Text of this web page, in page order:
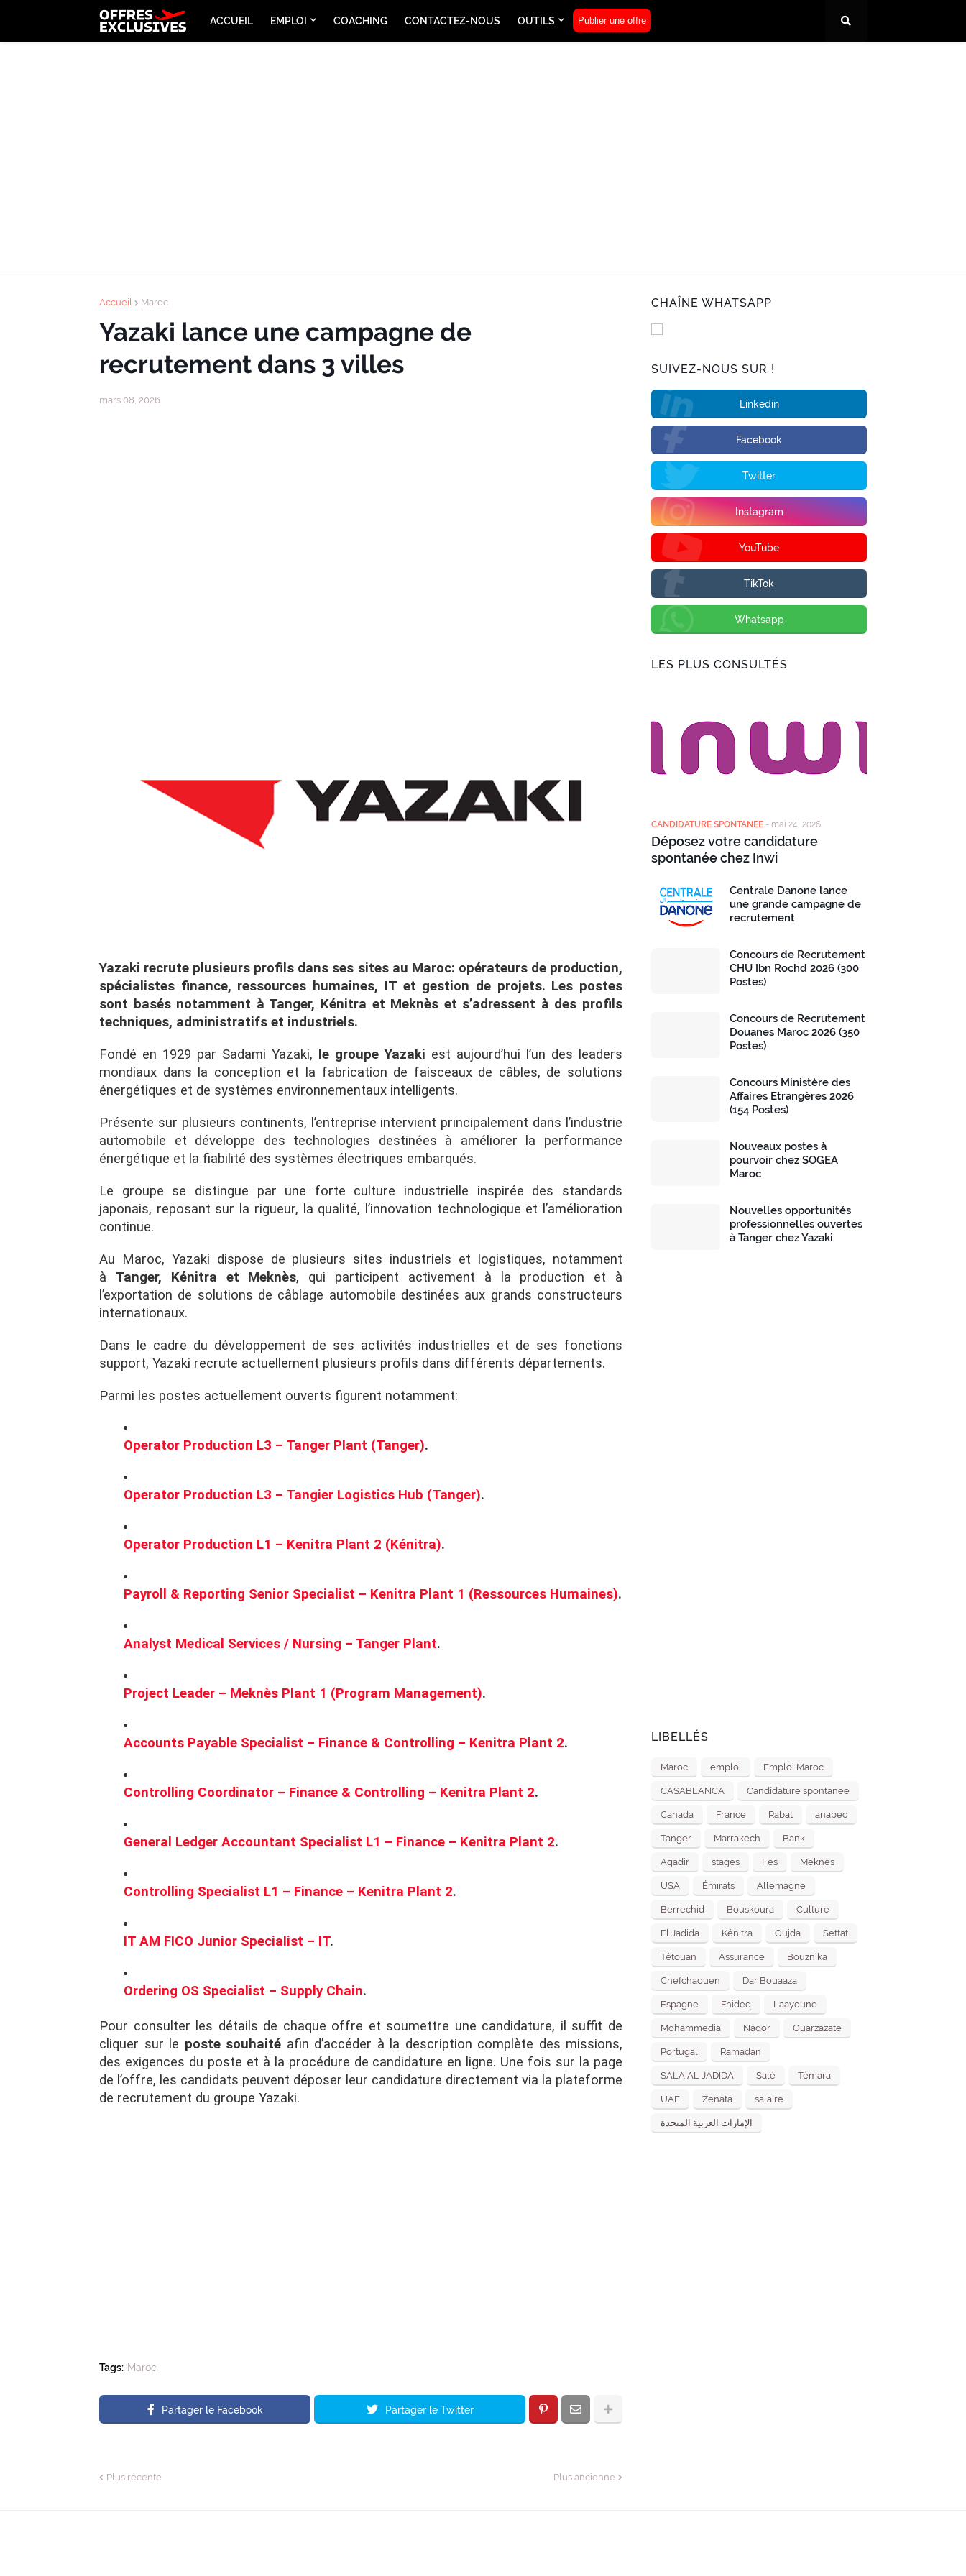
ACCUEIL EMPLOI COACHING CONTACTEZ-NOUS OUTILS Publier une offre
Accueil Maroc
Yazaki lance une campagne de
recrutement dans 3 villes
mars 08, 2026
Yazaki recrute plusieurs profils dans ses sites au Maroc: opérateurs de production,
spécialistes finance, ressources humaines, IT et gestion de projets. Les postes
sont basés notamment à Tanger, Kénitra et Meknès et s’adressent à des profils
techniques, administratifs et industriels.
Fondé en 1929 par Sadami Yazaki, le groupe Yazaki est aujourd’hui l’un des leaders
mondiaux dans la conception et la fabrication de faisceaux de câbles, de solutions
énergétiques et de systèmes environnementaux intelligents.
Présente sur plusieurs continents, l’entreprise intervient principalement dans l’industrie
automobile et développe des technologies destinées à améliorer la performance
énergétique et la fiabilité des systèmes électriques embarqués.
Le groupe se distingue par une forte culture industrielle inspirée des standards
japonais, reposant sur la rigueur, la qualité, l’innovation technologique et l’amélioration
continue.
Au Maroc, Yazaki dispose de plusieurs sites industriels et logistiques, notamment
à Tanger, Kénitra et Meknès, qui participent activement à la production et à
l’exportation de solutions de câblage automobile destinées aux grands constructeurs
internationaux.
Dans le cadre du développement de ses activités industrielles et de ses fonctions
support, Yazaki recrute actuellement plusieurs profils dans différents départements.
Parmi les postes actuellement ouverts figurent notamment:
Operator Production L3 – Tanger Plant (Tanger).
Operator Production L3 – Tangier Logistics Hub (Tanger).
Operator Production L1 – Kenitra Plant 2 (Kénitra).
Payroll & Reporting Senior Specialist – Kenitra Plant 1 (Ressources Humaines).
Analyst Medical Services / Nursing – Tanger Plant.
Project Leader – Meknès Plant 1 (Program Management).
Accounts Payable Specialist – Finance & Controlling – Kenitra Plant 2.
Controlling Coordinator – Finance & Controlling – Kenitra Plant 2.
General Ledger Accountant Specialist L1 – Finance – Kenitra Plant 2.
Controlling Specialist L1 – Finance – Kenitra Plant 2.
IT AM FICO Junior Specialist – IT.
Ordering OS Specialist – Supply Chain.
Pour consulter les détails de chaque offre et soumettre une candidature, il suffit de
cliquer sur le poste souhaité afin d’accéder à la description complète des missions,
des exigences du poste et à la procédure de candidature en ligne. Une fois sur la page
de l’offre, les candidats peuvent déposer leur candidature directement via la plateforme
de recrutement du groupe Yazaki.
Tags: Maroc
Partager le Facebook Partager le Twitter
Plus récente Plus ancienne
CHAÎNE WHATSAPP
SUIVEZ-NOUS SUR !
Linkedin
Facebook
Twitter
Instagram
YouTube
TikTok
Whatsapp
LES PLUS CONSULTÉS
CANDIDATURE SPONTANEE - mai 24, 2026
Déposez votre candidature
spontanée chez Inwi
Centrale Danone lance
une grande campagne de
recrutement
Concours de Recrutement
CHU Ibn Rochd 2026 (300
Postes)
Concours de Recrutement
Douanes Maroc 2026 (350
Postes)
Concours Ministère des
Affaires Etrangères 2026
(154 Postes)
Nouveaux postes à
pourvoir chez SOGEA
Maroc
Nouvelles opportunités
professionnelles ouvertes
à Tanger chez Yazaki
LIBELLÉS
Maroc emploi Emploi Maroc
CASABLANCA Candidature spontanee
Canada France Rabat anapec
Tanger Marrakech Bank
Agadir stages Fès Meknès
USA Émirats Allemagne
Berrechid Bouskoura Culture
El Jadida Kénitra Oujda Settat
Tétouan Assurance Bouznika
Chefchaouen Dar Bouaaza
Espagne Fnideq Laayoune
Mohammedia Nador Ouarzazate
Portugal Ramadan
SALA AL JADIDA Salé Témara
UAE Zenata salaire
الإمارات العربية المتحدة